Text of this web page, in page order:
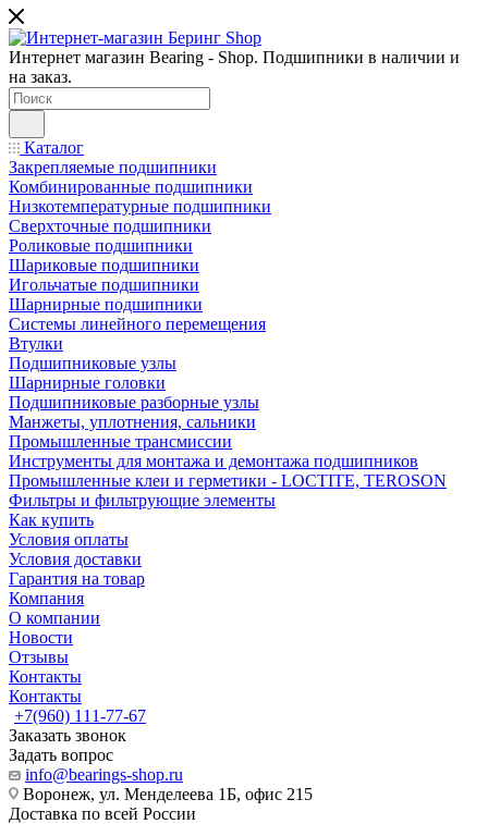
Интернет магазин Bearing - Shop. Подшипники в наличии и
на заказ.
Каталог
Закрепляемые подшипники
Комбинированные подшипники
Низкотемпературные подшипники
Сверхточные подшипники
Роликовые подшипники
Шариковые подшипники
Игольчатые подшипники
Шарнирные подшипники
Системы линейного перемещения
Втулки
Подшипниковые узлы
Шарнирные головки
Подшипниковые разборные узлы
Манжеты, уплотнения, сальники
Промышленные трансмиссии
Инструменты для монтажа и демонтажа подшипников
Промышленные клеи и герметики - LOCTITE, TEROSON
Фильтры и фильтрующие элементы
Как купить
Условия оплаты
Условия доставки
Гарантия на товар
Компания
О компании
Новости
Отзывы
Контакты
Контакты
+7(960) 111-77-67
Заказать звонок
Задать вопрос
info@bearings-shop.ru
Воронеж, ул. Менделеева 1Б, офис 215
Доставка по всей России